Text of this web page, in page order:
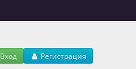
Вход Регистрация